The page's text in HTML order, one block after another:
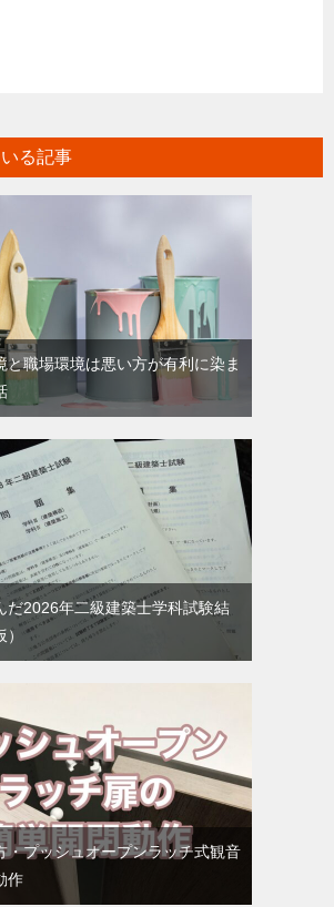
る記事
と職場環境は悪い方が有利に染ま
だ2026年二級建築士学科試験結
・プッシュオープンラッチ式観音
作